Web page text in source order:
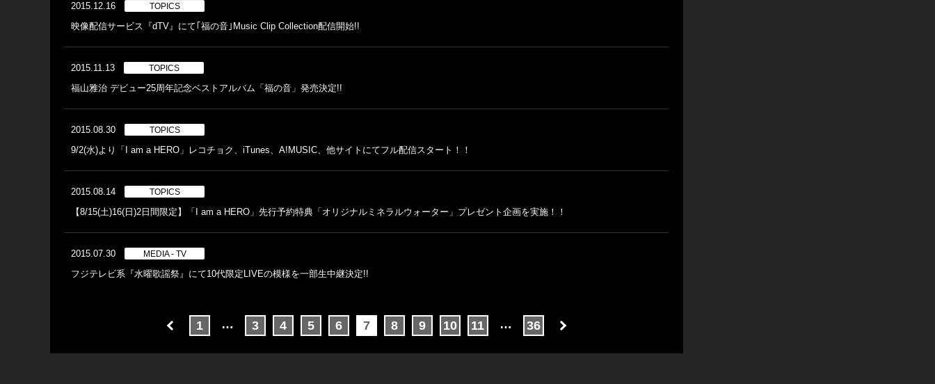
2015.12.16 TOPICS
映像配信サービス『dTV』にて｢福の音｣Music Clip Collection配信開始!!
2015.11.13 TOPICS
福山雅治 デビュー25周年記念ベストアルバム「福の音」発売決定!!
2015.08.30 TOPICS
9/2(水)より「I am a HERO」レコチョク、iTunes、A!MUSIC、他サイトにてフル配信スタート！！
2015.08.14 TOPICS
【8/15(土)16(日)2日間限定】「I am a HERO」先行予約特典「オリジナルミネラルウォーター」プレゼント企画を実施！！
2015.07.30 MEDIA - TV
フジテレビ系『水曜歌謡祭』にて10代限定LIVEの模様を一部生中継決定!!
1 … 3 4 5 6 7 8 9 10 11 … 36